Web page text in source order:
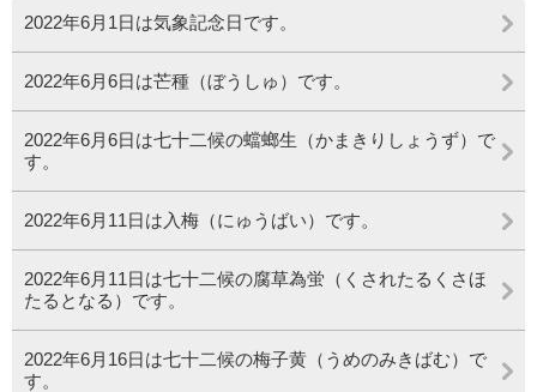
2022年6月1日は気象記念日です。
2022年6月6日は芒種（ぼうしゅ）です。
2022年6月6日は七十二候の蟷螂生（かまきりしょうず）で
す。
2022年6月11日は入梅（にゅうばい）です。
2022年6月11日は七十二候の腐草為蛍（くされたるくさほ
たるとなる）です。
2022年6月16日は七十二候の梅子黄（うめのみきばむ）で
す。